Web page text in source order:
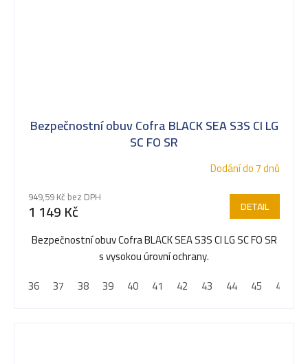
Bezpečnostní obuv Cofra BLACK SEA S3S CI LG
SC FO SR
Dodání do 7 dnů
949,59 Kč bez DPH
1 149 Kč DETAIL
Bezpečnostní obuv Cofra BLACK SEA S3S CI LG SC FO SR
s vysokou úrovní ochrany.
36
37 38 39 40 41 42 43 44 45 46